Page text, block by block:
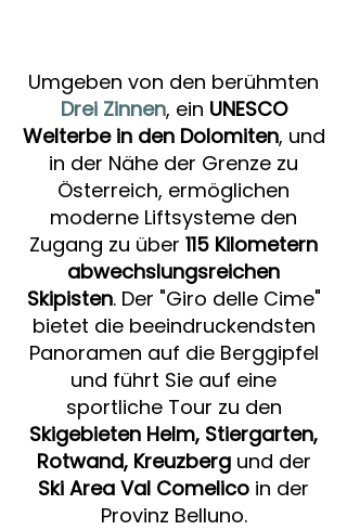
Umgeben von den berühmten
Drei Zinnen, ein UNESCO
Welterbe in den Dolomiten, und
in der Nähe der Grenze zu
Österreich, ermöglichen
moderne Liftsysteme den
Zugang zu über 115 Kilometern
abwechslungsreichen
Skipisten. Der "Giro delle Cime"
bietet die beeindruckendsten
Panoramen auf die Berggipfel
und führt Sie auf eine
sportliche Tour zu den
Skigebieten Helm, Stiergarten,
Rotwand, Kreuzbergund der
Ski Area Val Comelico in der
Provinz Belluno.